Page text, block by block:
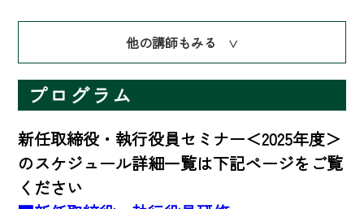
他の講師もみる ∨
プログラム
新任取締役・執行役員セミナー＜2025年度＞
のスケジュール詳細一覧は下記ページをご覧